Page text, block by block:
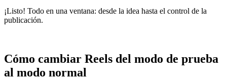
¡Listo! Todo en una ventana: desde la idea hasta el control de la
publicación.
Cómo cambiar Reels del modo de prueba
al modo normal